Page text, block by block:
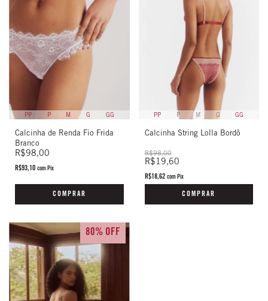
PP P M G GG
Calcinha de Renda Fio Frida
Branco
R$98,00
R$93,10 com Pix
COMPRAR
PP P M G GG
Calcinha String Lolla Bordô
R$98,00
R$19,60
R$18,62 com Pix
COMPRAR
80% OFF